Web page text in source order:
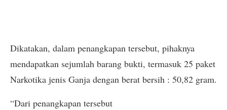
Dikatakan, dalam penangkapan tersebut, pihaknya
mendapatkan sejumlah barang bukti, termasuk 25 paket
Narkotika jenis Ganja dengan berat bersih : 50,82 gram.
“Dari penangkapan tersebut